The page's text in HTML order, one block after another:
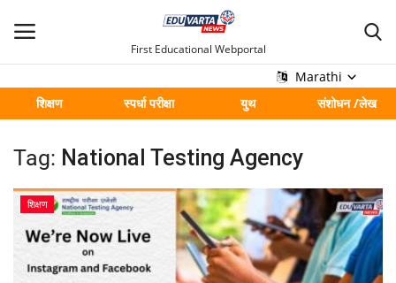
First Educational Webportal
Marathi
शिक्षण
स्पर्धा परीक्षा युथ संशोधन /लेख
मुख्य
Contact
शिक्षण
Tag: National Testing Agency
शिक्षण